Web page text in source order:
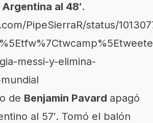
al 48′.
PipeSierraR/status/
messi-y-elimina-
de Benjamin Pavard apagó
al 57′. Tomó el balón